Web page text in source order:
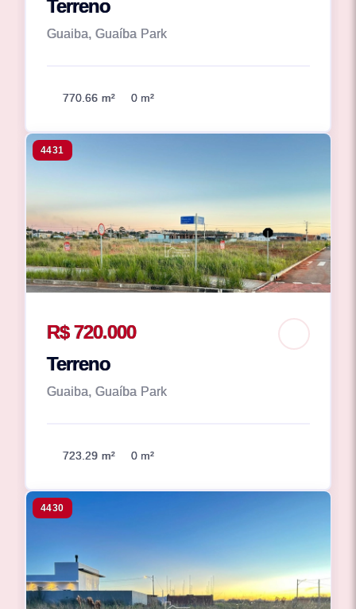
Terreno
Guaiba, Guaíba Park
770.66 m² 0 m²
4431
R$ 720.000
Terreno
Guaiba, Guaíba Park
723.29 m² 0 m²
4430